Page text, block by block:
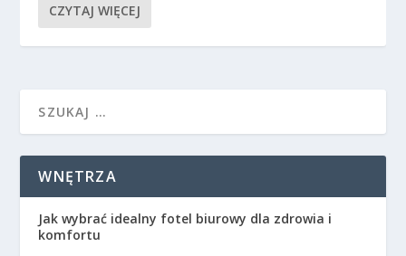
CZYTAJ WIĘCEJ
WNĘTRZA
Jak wybrać idealny fotel biurowy dla zdrowia i
komfortu